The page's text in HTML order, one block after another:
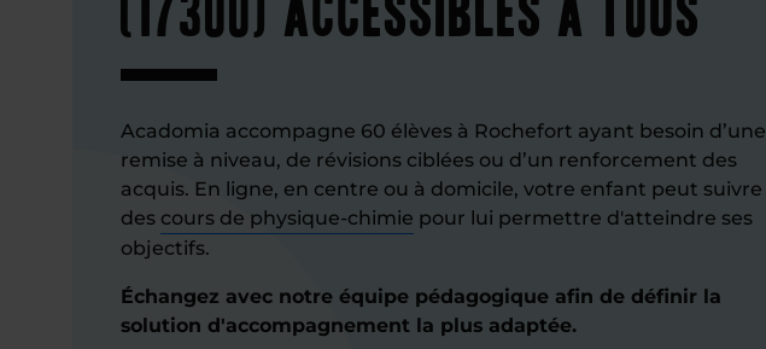
Acadomia accompagne 60 élèves à Rochefort ayant besoin d’une
remise à niveau, de révisions ciblées ou d’un renforcement des
acquis. En ligne, en centre ou à domicile, votre enfant peut suivre
des cours de physique-chimie pour lui permettre d'atteindre ses
objectifs.
Échangez avec notre équipe pédagogique afin de définir la
solution d'accompagnement la plus adaptée.